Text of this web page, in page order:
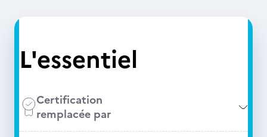
L'essentiel
Certification
remplacée par